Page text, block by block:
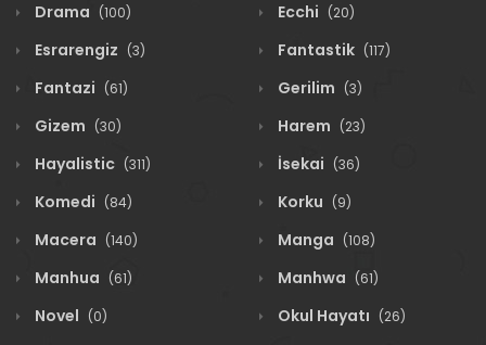
Drama (100) Ecchi (20)
Esrarengiz (3) Fantastik (117)
Fantazi (61) Gerilim (3)
Gizem (30) Harem (23)
Hayalistic (311) İsekai (36)
Komedi (84) Korku (9)
Macera (140) Manga (108)
Manhua (61) Manhwa (61)
Novel (0) Okul Hayatı (26)